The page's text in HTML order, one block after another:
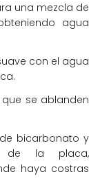
una mezcla de
agua
con el agua
se ablanden
bicarbonato y
de la placa,
haya costras